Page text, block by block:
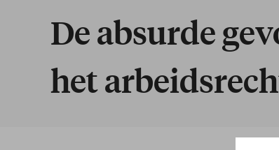
d'Ariane
De absurde
het